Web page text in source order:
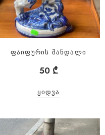
ფაიფურის შანდალი
50 ₾
ᲧᲘᲓᲕᲐ